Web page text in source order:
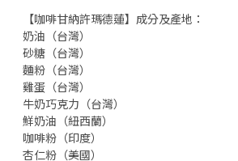
【咖啡甘納許瑪德蓮】成分及產地 ：
奶油（台灣）
砂糖（台灣）
麵粉（台灣）
雞蛋（台灣）
牛奶巧克力（台灣）
鮮奶油（紐西蘭）
咖啡粉（印度）
杏仁粉（美國）